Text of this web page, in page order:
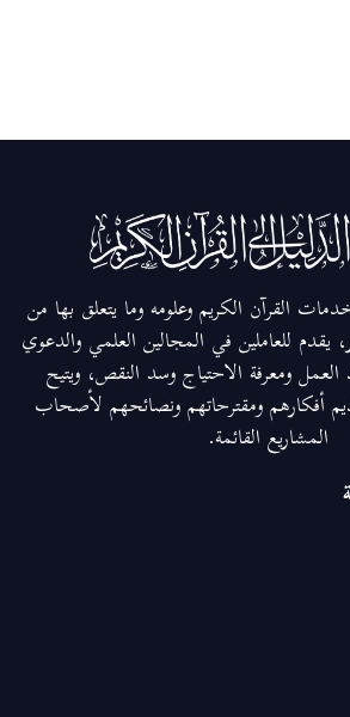
القرآن الكريم وعلومه وما يتعلق بها من
يقدم للعاملين في المجالين العلمي والدعوي
العمل ومعرفة الاحتياج وسد النقص، ويتيح
أفكارهم ومقترحاتهم ونصائحهم لأصحاب
المشاريع القائمة.